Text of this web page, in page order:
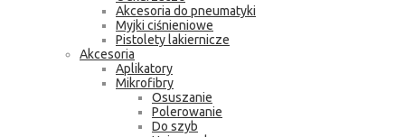
Akcesoria do pneumatyki
Myjki ciśnieniowe
Pistolety lakiernicze
Akcesoria
Aplikatory
Mikrofibry
Osuszanie
Polerowanie
Do szyb